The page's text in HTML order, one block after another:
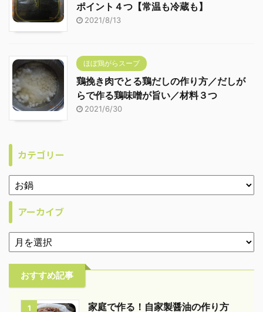
ポイント４つ【常温も冷蔵も】
2021/8/13
ほぼ鶏がらスープ
鶏挽き肉でとる鶏だしの作り方／だしが
らで作る鶏味噌が旨い／材料３つ
2021/6/30
カテゴリー
アーカイブ
おすすめ記事
1
家庭で作る！自家製醤油の作り方